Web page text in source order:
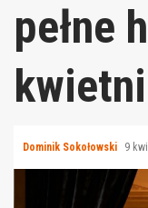
pełne
Dominik Sokołowski 9